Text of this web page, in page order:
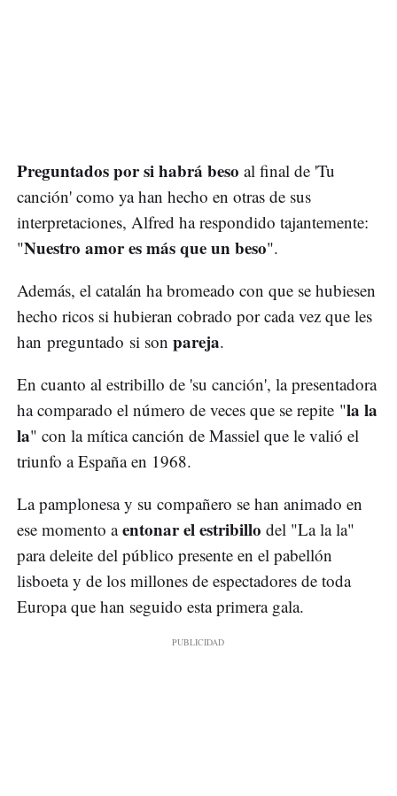
Preguntados por si habrá beso al final de 'Tu
canción' como ya han hecho en otras de sus
interpretaciones, Alfred ha respondido tajantemente:
"Nuestro amor es más que un beso".
Además, el catalán ha bromeado con que se hubiesen
hecho ricos si hubieran cobrado por cada vez que les
han preguntado si son pareja.
En cuanto al estribillo de 'su canción', la presentadora
ha comparado el número de veces que se repite "la la
la" con la mítica canción de Massiel que le valió el
triunfo a España en 1968.
La pamplonesa y su compañero se han animado en
ese momento aentonar el estribillo del "La la la"
para deleite del público presente en el pabellón
lisboeta y de los millones de espectadores de toda
Europa que han seguido esta primera gala.